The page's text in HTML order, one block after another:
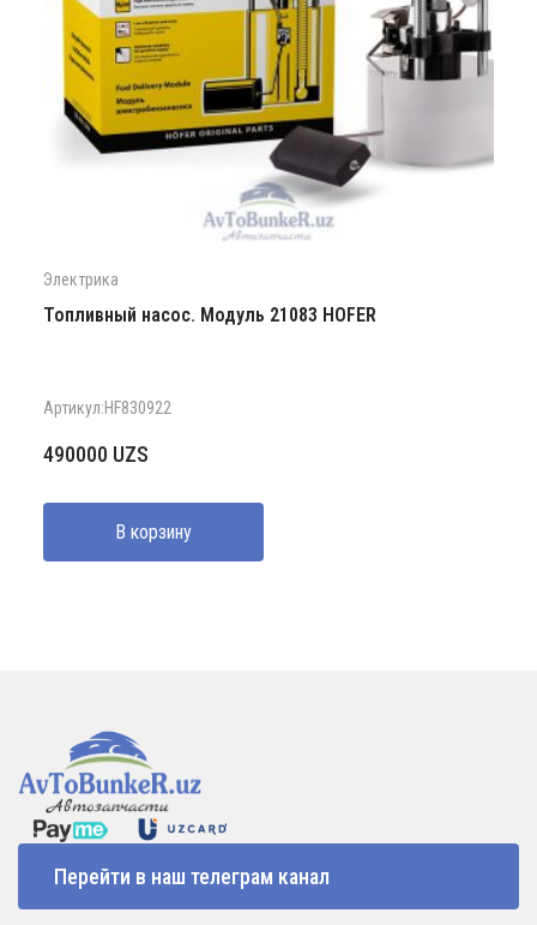
Электрика
Топливный насос. Модуль 21083 HOFER
Артикул:HF830922
490000 UZS
В корзину
Перейти в наш телеграм канал